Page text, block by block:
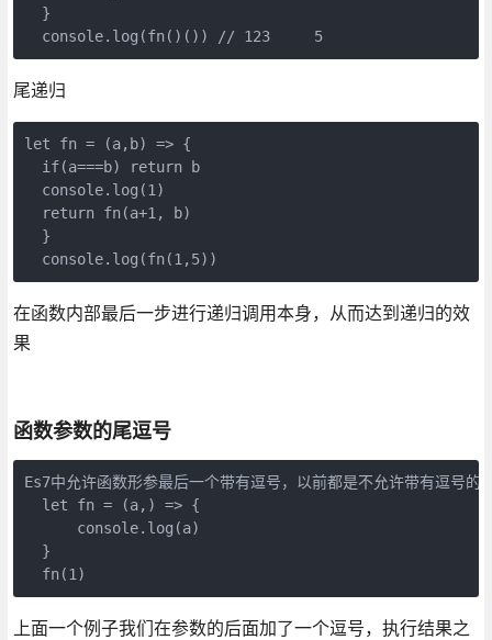
  }
console.log(fn()()) // 123     5
尾递归
let fn =
(a,b) => {
if(a===b) return b
  console.log(
1 )
return fn(a+1 , b)
  }
  console.log(
fn(1 , 5))
在函数内部最后一步进行递归调用本身，从而达到递归的效
果
函数参数的尾逗号
Es7中允许函数形参最后一个带有逗号，以前都是不允许带有逗号的
let
fn =
(a,) => {
      console.log(a)
  }
fn(1 )
上面一个例子我们在参数的后面加了一个逗号，执行结果之